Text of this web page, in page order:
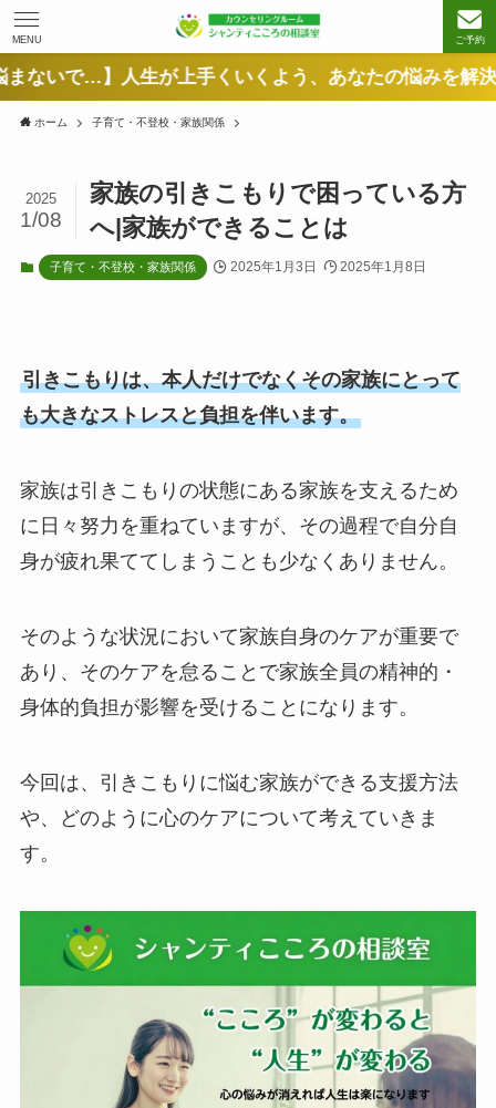
ご予約
MENU
人生が上手くいくよう、あなたの悩みを解決へ導きます
ホーム 子育て・不登校・家族関係
家族の引きこもりで困っている方
へ|家族ができることは
2025
1/08
子育て・不登校・家族関係 2025年1月3日 2025年1月8日
引きこもりは、本人だけでなくその家族にとって
も大きなストレスと負担を伴います。
家族は引きこもりの状態にある家族を支えるため
に日々努力を重ねていますが、その過程で自分自
身が疲れ果ててしまうことも少なくありません。
そのような状況において家族自身のケアが重要で
あり、そのケアを怠ることで家族全員の精神的・
身体的負担が影響を受けることになります。
今回は、引きこもりに悩む家族ができる支援方法
や、どのように心のケアについて考えていきま
す。